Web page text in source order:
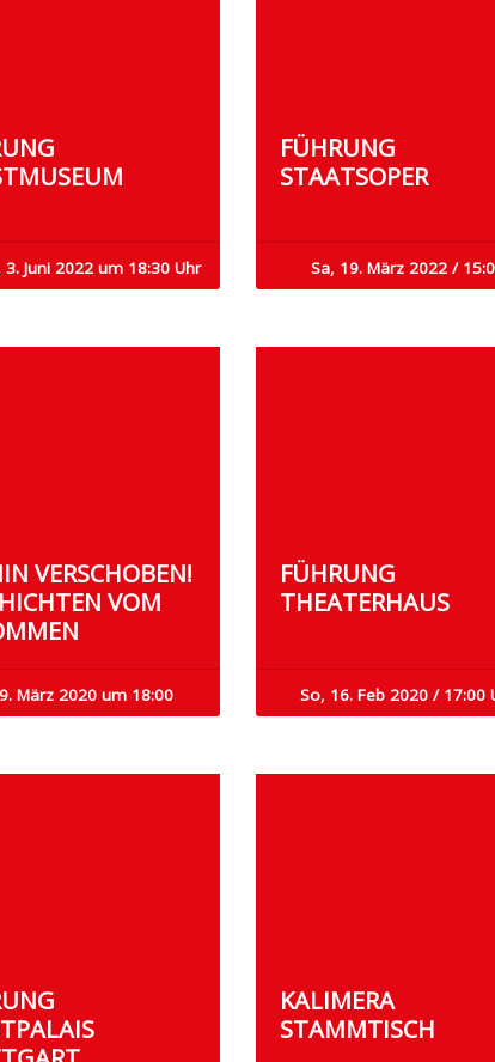
3. Juni 2022 um 18:30 Uhr
FÜHRUNG
STAATSOPER
Sa, 19. März 2022 /
VERSCHOBEN!
VOM
März 2020 um 18:00
FÜHRUNG
THEATERHAUS
So, 16. Feb 2020 / 17:00
KALIMERA
STAMMTISCH